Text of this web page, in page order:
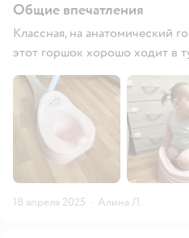
Общие впечатления
Классная, на анатомический
этот горшок хорошо ходит в
18 апреля 2025 · Алина Л.